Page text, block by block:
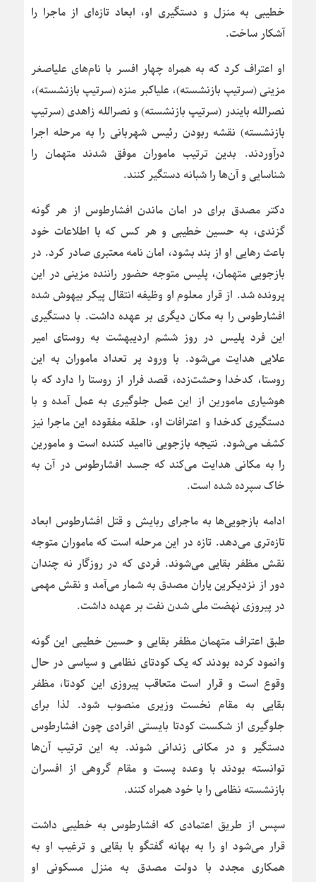
خطیبی به منزل و دستگیری او، ابعاد تازه‌ای از ماجرا را
آشکار ساخت.
او اعتراف کرد که به همراه چهار افسر با نام‌های علیاصغر
مزینی (سرتیپ بازنشسته)، علیاکبر منزه (سرتیپ بازنشسته)،
نصرالله بایندر (سرتیپ بازنشسته) و نصرالله زاهدی (سرتیپ
بازنشسته) نقشه ربودن رئیس شهربانی را به مرحله اجرا
درآوردند. بدین ترتیب ماموران موفق شدند متهمان را
شناسایی و آن‌ها را شبانه دستگیر کنند.
دکتر مصدق برای در امان ماندن افشارطوس از هر گونه
گزندی، به حسین خطیبی و هر کس که با اطلاعات خود
باعث رهایی او از بند بشود، امان نامه معتبری صادر کرد. در
بازجویی متهمان، پلیس متوجه حضور راننده مزینی در این
پرونده شد. از قرار معلوم او وظیفه انتقال پیکر بیهوش شده
افشارطوس را به مکان دیگری بر عهده داشت. با دستگیری
این فرد پلیس در روز ششم اردیبهشت به روستای امیر
علایی هدایت می‌شود. با ورود پر تعداد ماموران به این
روستا، کدخدا وحشت‌زده، قصد فرار از روستا را دارد که با
هوشیاری مامورین از این عمل جلوگیری به عمل آمده و با
دستگیری کدخدا و اعترافات او، حلقه مفقوده این ماجرا نیز
کشف می‌شود. نتیجه بازجویی ناامید کننده است و مامورین
را به مکانی هدایت می‌کند که جسد افشارطوس در آن به
خاک سپرده شده است.
ادامه بازجویی‌ها به ماجرای ربایش و قتل افشارطوس ابعاد
تازه‌تری می‌دهد. تازه در این مرحله است که ماموران متوجه
نقش مظفر بقایی می‌شوند. فردی که در روزگار نه چندان
دور از نزدیکرین یاران مصدق به شمار می‌آمد و نقش مهمی
در پیروزی نهضت ملی شدن نفت بر عهده داشت.
طبق اعتراف متهمان مظفر بقایی و حسین خطیبی این گونه
وانمود کرده بودند که یک کودتای نظامی و سیاسی در حال
وقوع است و قرار است متعاقب پیروزی این کودتا، مظفر
بقایی به مقام نخست وزیری منصوب شود. لذا برای
جلوگیری از شکست کودتا بایستی افرادی چون افشارطوس
دستگیر و در مکانی زندانی شوند. به این ترتیب آن‌ها
توانسته بودند با وعده پست و مقام گروهی از افسران
بازنشسته نظامی را با خود همراه کنند.
سپس از طریق اعتمادی که افشارطوس به خطیبی داشت
قرار می‌شود او را به بهانه گفتگو با بقایی و ترغیب او به
همکاری مجدد با دولت مصدق به منزل مسکونی او